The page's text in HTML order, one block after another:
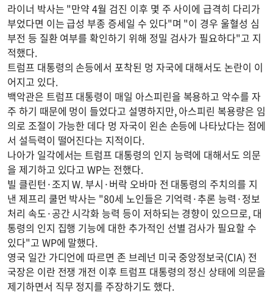
라이너 박사는 "만약 4월 검진 이후 몇 주 사이에 급격히 다리가
부었다면 이는 급성 부종 증세일 수 있다"며 "이 경우 울혈성 심
부전 등 질환 여부를 확인하기 위해 정밀 검사가 필요하다"고 지
적했다.
트럼프 대통령의 손등에서 포착된 멍 자국에 대해서도 논란이 이
어지고 있다.
백악관은 트럼프 대통령이 매일 아스피린을 복용하고 악수를 자
주 하기 때문에 멍이 들었다고 설명하지만, 아스피린 복용량은 임
의로 조절이 가능한 데다 멍 자국이 왼손 손등에 나타났다는 점에
서 설득력이 떨어진다는 지적이다.
나아가 일각에서는 트럼프 대통령의 인지 능력에 대해서도 의문
을 제기하고 있다고 WP는 전했다.
빌 클린턴·조지 W. 부시·버락 오바마 전 대통령의 주치의를 지
낸 제프리 쿨먼 박사는 "80세 노인들은 기억력·추론 능력·정보
처리 속도·공간 시각화 능력 등이 저하되는 경향이 있으므로, 대
통령의 인지 집행 기능에 대한 추가적인 선별 검사가 필요할 수
있다"고 WP에 말했다.
영국 일간 가디언에 따르면 존 브레넌 미국 중앙정보국(CIA) 전
국장은 이란 전쟁 개전 이후 트럼프 대통령의 정신 상태에 의문을
제기하면서 직무 정지를 주장하기도 했다.